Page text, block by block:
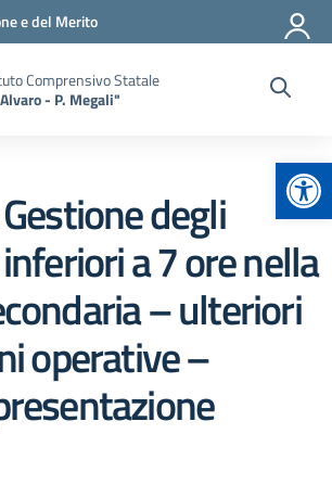
e del Merito
Comprensivo Statale
- P. Megali"
degli
a 7 ore nella
– ulteriori
operative –